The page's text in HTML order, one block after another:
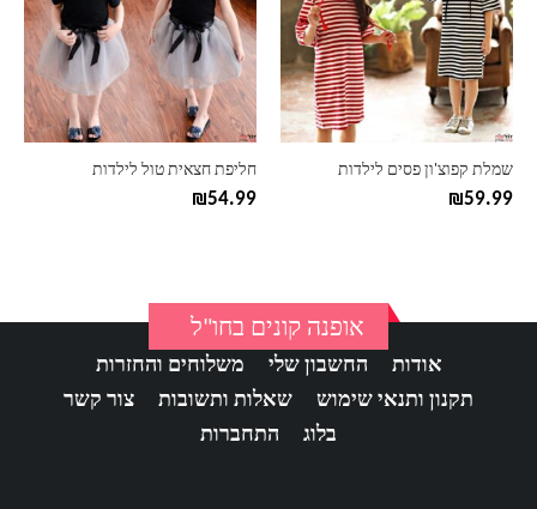
שמלת קפוצ'ון פסים לילדות
₪59.99
סוגים.
ניתן
לבחור
את
האפשרויות
בעמוד
חליפת חצאית טול לילדות
₪54.99
סוגים.
ניתן
לבחור
את
האפשרויות
בעמוד
אופנה קונים בחו"ל
אודות החשבון שלי
משלוחים והחזרות
תקנון ותנאי שימוש
שאלות ותשובות
צור קשר
בלוג
התחברות